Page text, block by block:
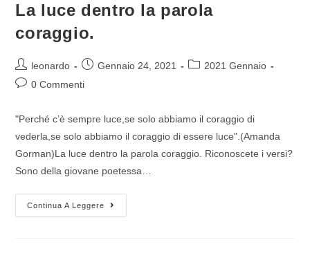
La luce dentro la parola
coraggio.
leonardo Gennaio 24, 2021
2021 Gennaio
0 Commenti
"Perché c’è sempre luce,se solo abbiamo il coraggio di
vederla,se solo abbiamo il coraggio di essere luce".(Amanda
Gorman)La luce dentro la parola coraggio. Riconoscete i versi?
Sono della giovane poetessa…
Continua A Leggere